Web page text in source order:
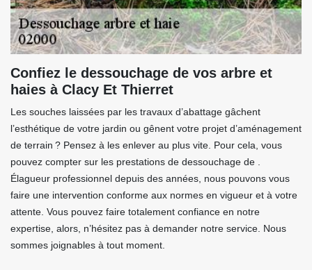
Confiez le dessouchage de vos arbre et
haies à Clacy Et Thierret
Les souches laissées par les travaux d’abattage gâchent
l’esthétique de votre jardin ou gênent votre projet d’aménagement
de terrain ? Pensez à les enlever au plus vite. Pour cela, vous
pouvez compter sur les prestations de dessouchage de .
Élagueur professionnel depuis des années, nous pouvons vous
faire une intervention conforme aux normes en vigueur et à votre
attente. Vous pouvez faire totalement confiance en notre
expertise, alors, n’hésitez pas à demander notre service. Nous
sommes joignables à tout moment.